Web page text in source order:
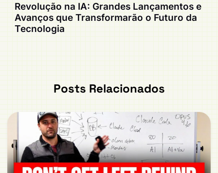
Revolução na IA: Grandes Lançamentos e
Avanços que Transformarão o Futuro da
Tecnologia
Posts Relacionados